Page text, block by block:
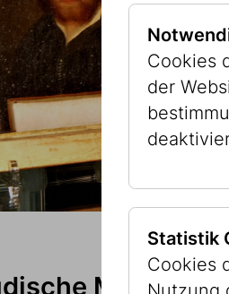
Museum
Cookies
der
Statistik
Cookies